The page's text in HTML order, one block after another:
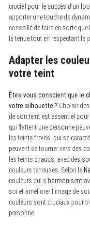
crucial pour le succès d’un
apporter une touche de
conseillé de faire en sorte
la tenue tout en respectant la
Adapter les
votre teint
Êtes-vous conscient que le
votre silhouette ? Choisir
de son teint est essentiel
qui flattent une personne
les teints froids, qui se
peuvent se tourner vers des
les teints chauds, avec des
couleurs terreuses. Selon le
couleurs qui s’harmonisent
soi et améliorer l’image de
couleurs sont cruciaux pour
personne.